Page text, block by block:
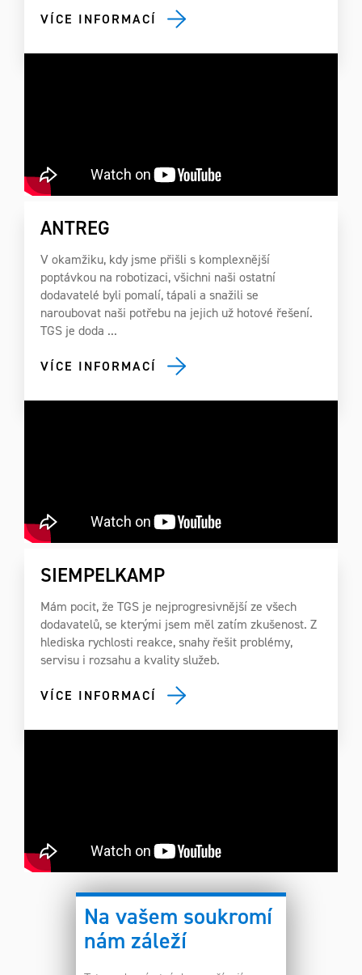
Na vašem soukromí
nám záleží
VÍCE INFORMACÍ
ANTREG
V okamžiku, kdy jsme přišli s komplexnější
poptávkou na robotizaci, všichni naši ostatní
dodavatelé byli pomalí, tápali a snažili se
naroubovat naši potřebu na jejich už hotové řešení.
TGS je doda ...
VÍCE INFORMACÍ
SIEMPELKAMP
Mám pocit, že TGS je nejprogresivnější ze všech
dodavatelů, se kterými jsem měl zatím zkušenost. Z
hlediska rychlosti reakce, snahy řešit problémy,
servisu i rozsahu a kvality služeb.
VÍCE INFORMACÍ
VŠECHNY REFERENCE